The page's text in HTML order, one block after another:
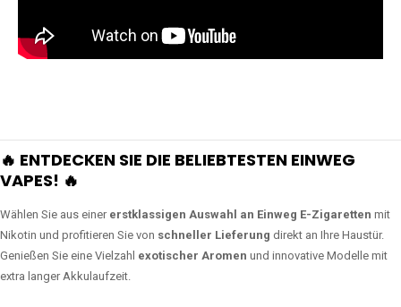
🔥 ENTDECKEN SIE DIE BELIEBTESTEN EINWEG
VAPES! 🔥
Wählen Sie aus einer erstklassigen Auswahl an Einweg E-Zigaretten mit
Nikotin und profitieren Sie von schneller Lieferung direkt an Ihre Haustür.
Genießen Sie eine Vielzahl exotischer Aromen und innovative Modelle mit
extra langer Akkulaufzeit.